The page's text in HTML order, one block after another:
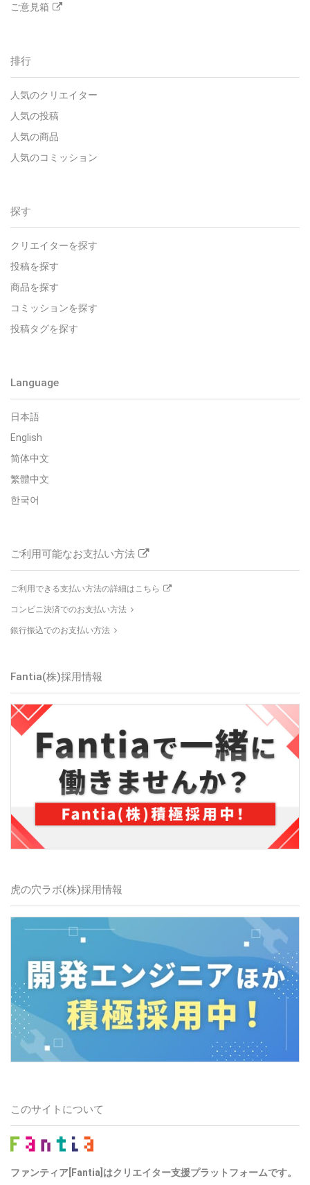
ご意見箱
排行
人気のクリエイター
人気の投稿
人気の商品
人気のコミッション
探す
クリエイターを探す
投稿を探す
商品を探す
コミッションを探す
投稿タグを探す
Language
日本語
English
简体中文
繁體中文
한국어
ご利用可能なお支払い方法
ご利用できる支払い方法の詳細はこちら
コンビニ決済でのお支払い方法
銀行振込でのお支払い方法
Fantia(株)採用情報
虎の穴ラボ(株)採用情報
このサイトについて
ファンティア[Fantia]はクリエイター支援プラットフォームです。